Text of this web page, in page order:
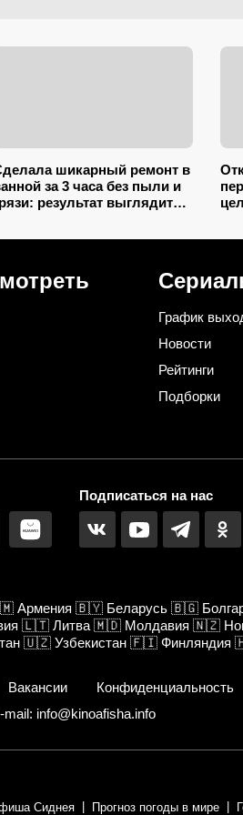
шикарный ремонт в
за 3 часа без пыли и
результат выглядит
График
Новости
Рейтинги
Подборки
Подписаться на нас
Армения 🇧🇾 Беларусь 🇧🇬
🇱🇹 Литва 🇲🇩 Молдавия 🇳🇿
🇺🇿 Узбекистан 🇫🇮 Финляндия
Вакансии Конфиденциальность
mail: info@kinoafisha.info
Сиднея Прогноз погоды в мире